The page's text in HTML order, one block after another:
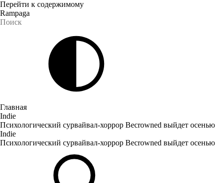
Перейти к содержимому
Rampaga
Главная
Indie
Психологический сурвайвал-хоррор Becrowned выйдет осенью
Indie
Психологический сурвайвал-хоррор Becrowned выйдет осенью